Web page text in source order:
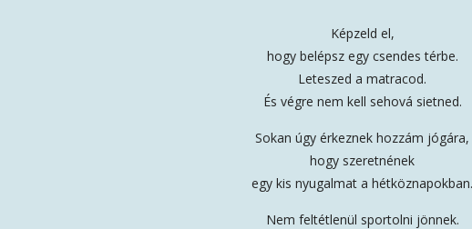
Képzeld el,
hogy belépsz egy csendes térbe.
Leteszed a matracod.
És végre nem kell sehová sietned.
Sokan úgy érkeznek hozzám jógára,
hogy szeretnének
egy kis nyugalmat a hétköznapokban.
Nem feltétlenül sportolni jönnek.